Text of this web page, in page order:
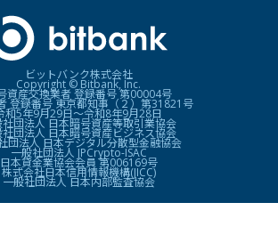
ビットバンク株式会社
Copyright © Bitbank, Inc.
資産交換業者 登録番号 第00004号
登録番号 東京都知事（２）第31821号
和5年9月29日〜令和8年9月28日
社団法人 日本暗号資産等取引業協会
社団法人 日本暗号資産ビジネス協会
団法人 日本デジタル分散型金融協会
一般社団法人 JPCrypto-ISAC
日本貸金業協会会員 第006169号
株式会社日本信用情報機構(JICC)
一般社団法人 日本内部監査協会